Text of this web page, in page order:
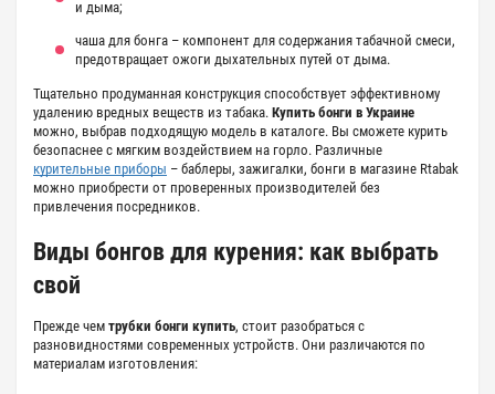
и дыма;
чаша для бонга – компонент для содержания табачной смеси,
предотвращает ожоги дыхательных путей от дыма.
Тщательно продуманная конструкция способствует эффективному
удалению вредных веществ из табака. Купить бонги в Украине
можно, выбрав подходящую модель в каталоге. Вы сможете курить
безопаснее с мягким воздействием на горло. Различные
курительные приборы – баблеры, зажигалки, бонги в магазине Rtabak
можно приобрести от проверенных производителей без
привлечения посредников.
Виды бонгов для курения: как выбрать
свой
Прежде чем трубки бонги купить, стоит разобраться с
разновидностями современных устройств. Они различаются по
материалам изготовления: